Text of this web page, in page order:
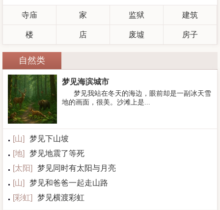
寺庙 家 监狱 建筑
楼 店 废墟 房子
自然类
梦见海滨城市
梦见我站在冬天的海边，眼前却是一副冰天雪
地的画面，很美。沙滩上是...
[山]
梦见下山坡
[地]
梦见地震了等死
[太阳]
梦见同时有太阳与月亮
[山]
梦见和爸爸一起走山路
[彩虹] 梦见横渡彩虹